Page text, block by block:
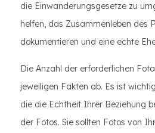
die Einwanderungsgesetze zu
helfen, das Zusammenleben des
dokumentieren und eine echte
Die Anzahl der erforderlichen
jeweiligen Fakten ab. Es ist
die die Echtheit Ihrer Beziehung
der Fotos. Sie sollten Fotos von